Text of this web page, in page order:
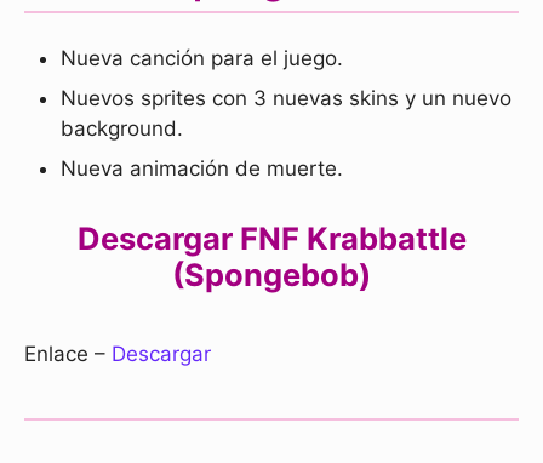
Nueva canción para el juego.
Nuevos sprites con 3 nuevas skins y un nuevo
background.
Nueva animación de muerte.
Descargar FNF Krabbattle
(Spongebob)
Enlace – Descargar